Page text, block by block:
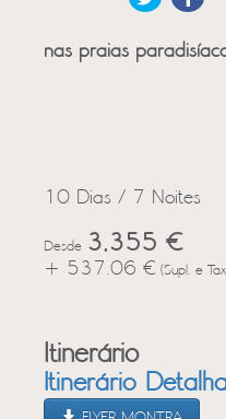
nas praias
10 Dias / 7 Noites
Desde 3,355 €
+ 537.06 € (Supl. e
Itinerário
Itinerário